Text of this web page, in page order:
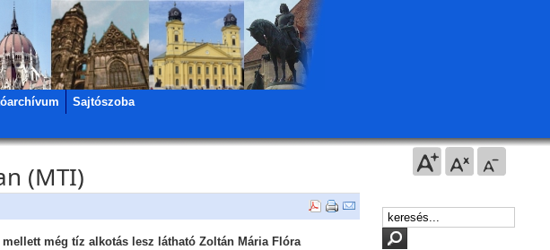
Sajtószoba
(MTI)
még tíz alkotás lesz látható Zoltán Mária Flóra